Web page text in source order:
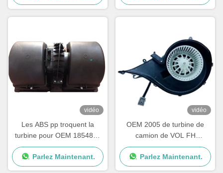
vidéo
Les ABS pp troquent la
turbine pour OEM 1854876
de série de Scania G P R
2195206 1854877
DDSC003TT
Parlez Maintenant.
vidéo
OEM 2005 de turbine de
camion de VOL FH
84223449 82349000
7482349000
Parlez Maintenant.